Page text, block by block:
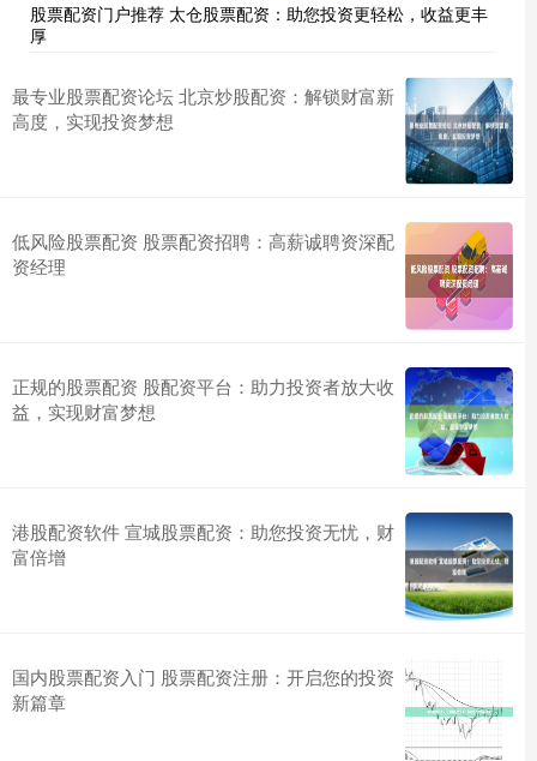
股票配资门户推荐 太仓股票配资：助您投资更轻松，收益更丰
厚
最专业股票配资论坛 北京炒股配资：解锁财富新
高度，实现投资梦想
低风险股票配资 股票配资招聘：高薪诚聘资深配
资经理
正规的股票配资 股配资平台：助力投资者放大收
益，实现财富梦想
港股配资软件 宣城股票配资：助您投资无忧，财
富倍增
国内股票配资入门 股票配资注册：开启您的投资
新篇章